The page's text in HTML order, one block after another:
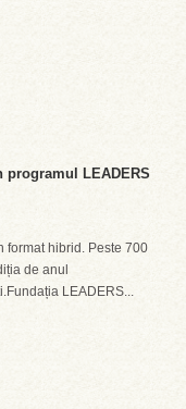
programul LEADERS
format hibrid. Peste 700
de anul
LEADERS...